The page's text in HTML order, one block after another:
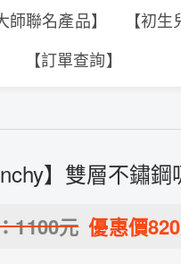
聯名產品】 【初生
【訂單查詢】
】雙層不鏽
1100元 優惠價820